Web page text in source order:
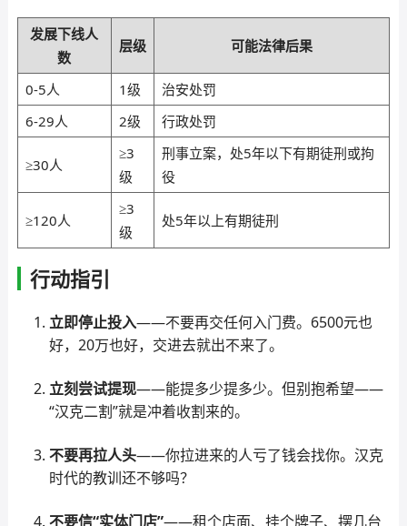
发展下线人
数
层级 可能法律后果
0-5人 1级
治安处罚
6-29人
2级 行政处罚
≥30人
≥3
级
刑事立案，处5年以下有期徒刑或拘
役
≥120人
≥3
级
处5年以上有期徒刑
行动指引
立即停止投入——不要再交任何入门费。6500元也
好，20万也好，交进去就出不来了。
立刻尝试提现——能提多少提多少。但别抱希望——
“汉克二割”就是冲着收割来的。
不要再拉人头——你拉进来的人亏了钱会找你。汉克
时代的教训还不够吗？
不要信“实体门店”——租个店面、挂个牌子、摆几台